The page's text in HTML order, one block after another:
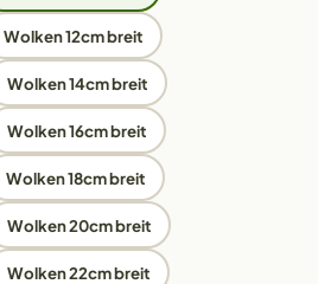
Wolken 12cm breit
Wolken 14cm breit
Wolken 16cm breit
Wolken 18cm breit
Wolken 20cm breit
Wolken 22cm breit